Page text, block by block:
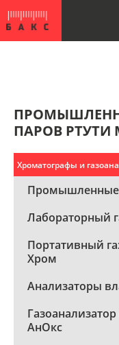
ПАРОВ РТУТИ
Хроматографы и
Промышленные
Лабораторный
Портативный
Хром
Анализаторы
АнОкс